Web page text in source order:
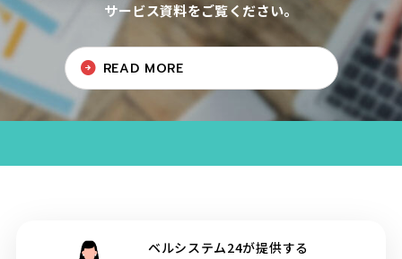
サービス資料をご覧ください。
READ MORE
ベルシステム24が提供する